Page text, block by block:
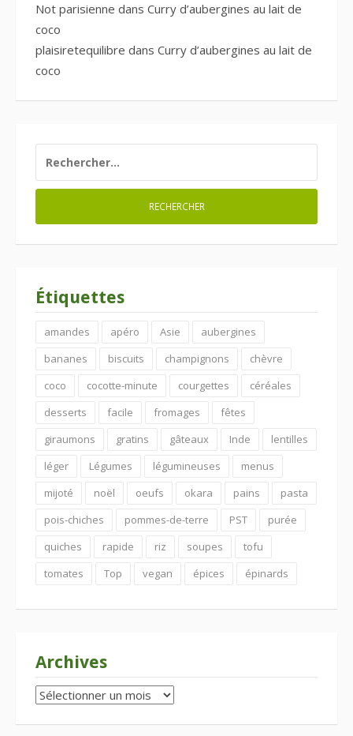
Not parisienne dans Curry d’aubergines au lait de
coco
plaisiretequilibre dans Curry d’aubergines au lait de
coco
Étiquettes
amandes apéro Asie
aubergines
bananes
biscuits champignons
chèvre
coco
cocotte-minute courgettes
céréales
desserts
facile fromages
fêtes
giraumons
gratins gâteaux Inde
lentilles
léger
Légumes légumineuses
menus
mijoté
noël oeufs okara pains
pasta
pois-chiches
pommes-de-terre PST
purée
quiches
rapide riz soupes
tofu
tomates
Top vegan épices épinards
Archives
Archives